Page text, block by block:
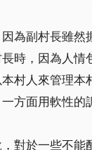
為副村長雖
時，因為人
村人來管理
方面用軟性的
對於一些不